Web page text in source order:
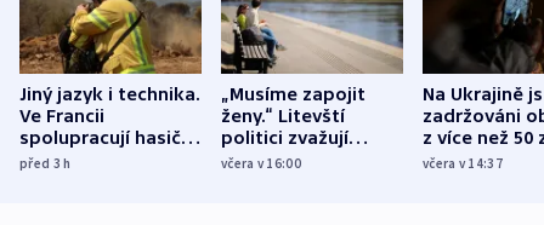
Jiný jazyk i technika.
Ve Francii
spolupracují hasiči z
různých zemí
před 3h
„Musíme zapojit
ženy.“ Litevští
politici zvažují
dohodu o
včera v 16:00
Na Ukrajině
zadržováni
z více než 50
Bojovali na
včera v 14:37